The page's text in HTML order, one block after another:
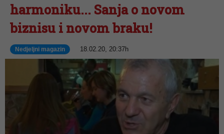
harmoniku... Sanja o novom
biznisu i novom braku!
Nedjeljni magazin 18.02.20, 20:37h